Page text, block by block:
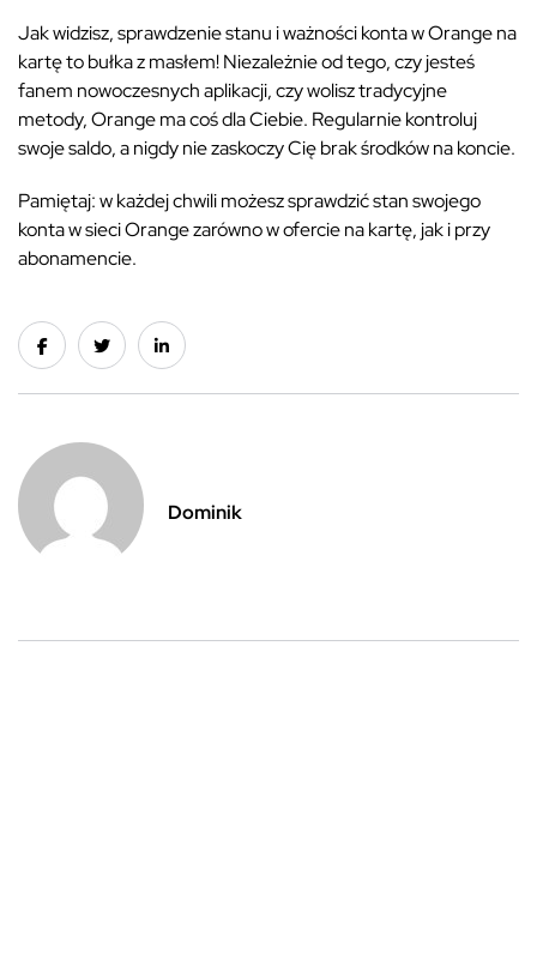
Jak widzisz, sprawdzenie stanu i ważności konta w Orange na
kartę to bułka z masłem! Niezależnie od tego, czy jesteś
fanem nowoczesnych aplikacji, czy wolisz tradycyjne
metody, Orange ma coś dla Ciebie. Regularnie kontroluj
swoje saldo, a nigdy nie zaskoczy Cię brak środków na koncie.
Pamiętaj: w każdej chwili możesz sprawdzić stan swojego
konta w sieci Orange zarówno w ofercie na kartę, jak i przy
abonamencie.
Dominik